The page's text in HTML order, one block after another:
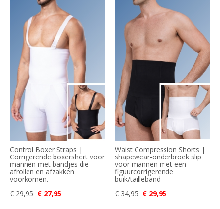
Control Boxer Straps |
Corrigerende boxershort voor
mannen met bandjes die
afrollen en afzakken
voorkomen.
€ 29,95 € 27,95
Waist Compression Shorts |
shapewear-onderbroek slip
voor mannen met een
figuurcorrigerende
buik/tailleband
€ 34,95 € 29,95